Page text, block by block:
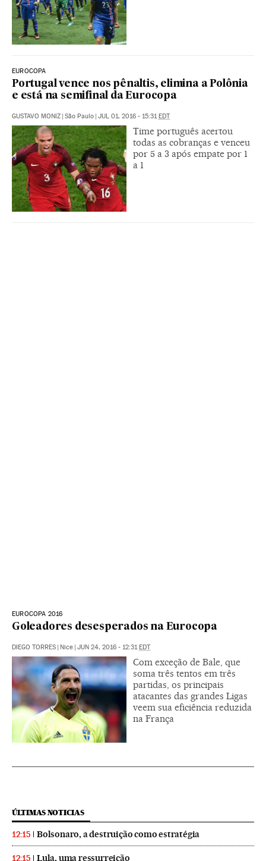
EUROCOPA
Portugal vence nos pênaltis, elimina a Polônia
e está na semifinal da Eurocopa
GUSTAVO MONIZ | São Paulo | JUL 01, 2016 - 15:31EDT
Time português acertou
todas as cobranças e venceu
por 5 a 3 após empate por 1
a 1
EUROCOPA 2016
Goleadores desesperados na Eurocopa
DIEGO TORRES | Nice | JUN 24, 2016 - 12:31EDT
Com exceção de Bale, que
soma três tentos em três
partidas, os principais
atacantes das grandes Ligas
veem sua eficiência reduzida
na França
ÚLTIMAS NOTICIAS
12:15 Bolsonaro, a destruição como estratégia
12:15 Lula, uma ressurreição